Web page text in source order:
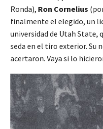
Ronda), Ron Cornelius
finalmente el elegido, un
universidad de Utah State,
seda en el tiro exterior. Su
acertaron. Vaya si lo